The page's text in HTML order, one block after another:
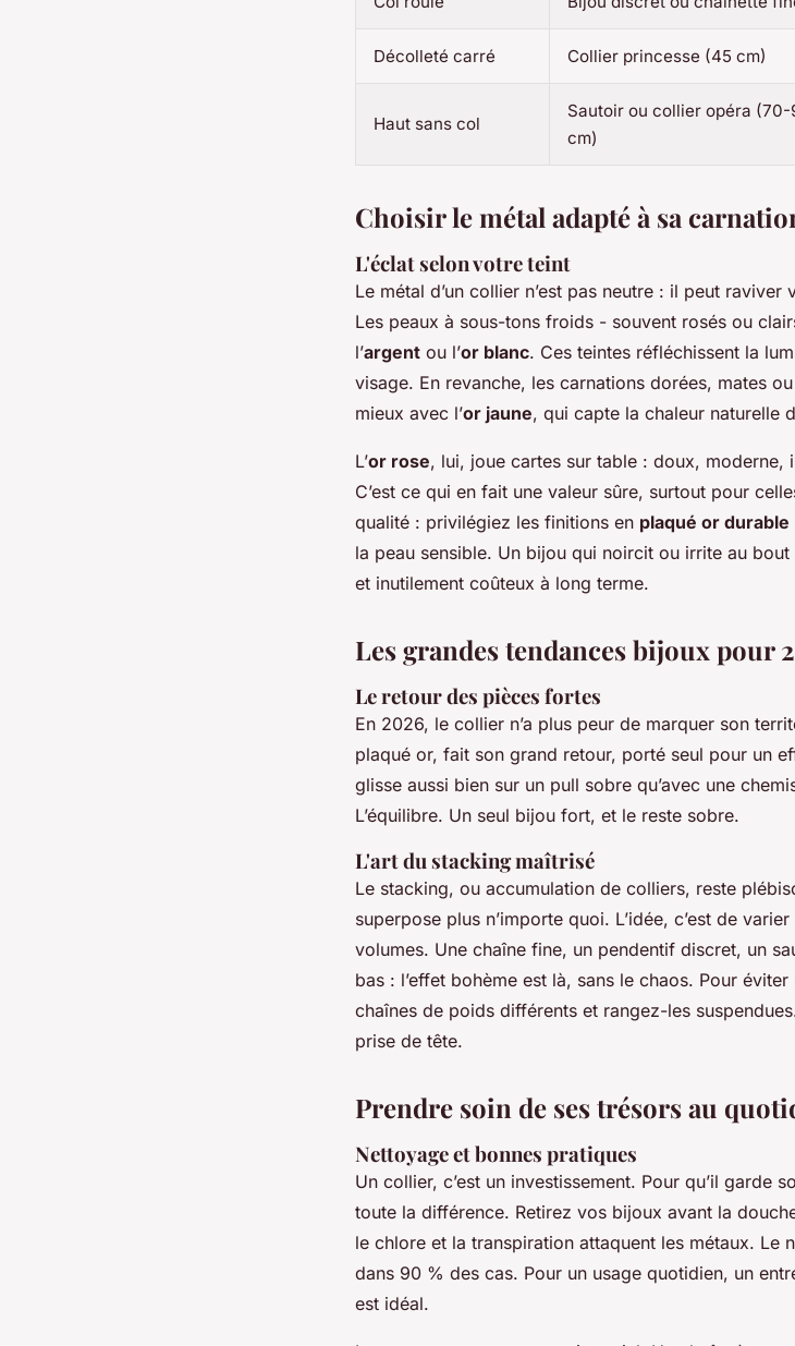
Décolleté carré Collier princesse (45 cm)
Haut sans col
Sautoir ou collier opéra (70-
cm)
Choisir le métal adapté à sa
L'éclat selon votre teint
Le métal d’un collier n’est pas neutre : il peut
Les peaux à sous-tons froids - souvent rosés ou
l’argent ou l’or blanc. Ces teintes réfléchissent la
visage. En revanche, les carnations dorées, mates
mieux avec l’or jaune, qui capte la chaleur naturelle
L’or rose, lui, joue cartes sur table : doux, moderne,
C’est ce qui en fait une valeur sûre, surtout pour
qualité : privilégiez les finitions en plaqué or durable
la peau sensible. Un bijou qui noircit ou irrite au
et inutilement coûteux à long terme.
Les grandes tendances bijoux pour
Le retour des pièces fortes
En 2026, le collier n’a plus peur de marquer son
plaqué or, fait son grand retour, porté seul pour un
glisse aussi bien sur un pull sobre qu’avec une
L’équilibre. Un seul bijou fort, et le reste sobre.
L'art du stacking maîtrisé
Le stacking, ou accumulation de colliers, reste
superpose plus n’importe quoi. L’idée, c’est de
volumes. Une chaîne fine, un pendentif discret, un
bas : l’effet bohème est là, sans le chaos. Pour
chaînes de poids différents et rangez-les
prise de tête.
Prendre soin de ses trésors au
Nettoyage et bonnes pratiques
Un collier, c’est un investissement. Pour qu’il garde
toute la différence. Retirez vos bijoux avant la
le chlore et la transpiration attaquent les métaux. Le
dans 90 % des cas. Pour un usage quotidien, un
est idéal.